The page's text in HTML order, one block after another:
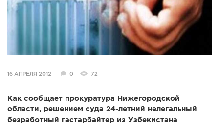
16 АПРЕЛЯ 2012 0 72
Как сообщает прокуратура Нижегородской
области, решением суда 24-летний нелегальный
безработный гастарбайтер из Узбекистана